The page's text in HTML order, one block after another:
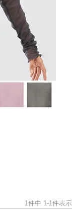
1 件中 1 -1 件表示